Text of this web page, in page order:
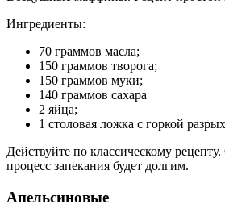
Ингредиенты:
70 граммов масла;
150 граммов творога;
150 граммов муки;
140 граммов сахара
2 яйца;
1 столовая ложка с горкой
Действуйте по классическому
процесс запекания будет долгим.
Апельсиновые